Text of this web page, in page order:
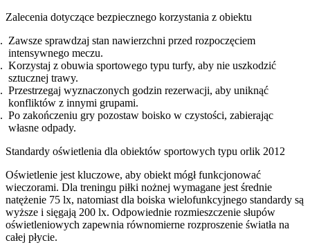
Zalecenia dotyczące bezpiecznego korzystania z obiektu
Zawsze sprawdzaj stan nawierzchni przed rozpoczęciem
intensywnego meczu.
Korzystaj z obuwia sportowego typu turfy, aby nie uszkodzić
sztucznej trawy.
Przestrzegaj wyznaczonych godzin rezerwacji, aby uniknąć
konfliktów z innymi grupami.
Po zakończeniu gry pozostaw boisko w czystości, zabierając
własne odpady.
Standardy oświetlenia dla obiektów sportowych typu orlik 2012
Oświetlenie jest kluczowe, aby obiekt mógł funkcjonować
wieczorami. Dla treningu piłki nożnej wymagane jest średnie
natężenie 75 lx, natomiast dla boiska wielofunkcyjnego standardy są
wyższe i sięgają 200 lx. Odpowiednie rozmieszczenie słupów
oświetleniowych zapewnia równomierne rozproszenie światła na
całej płycie.